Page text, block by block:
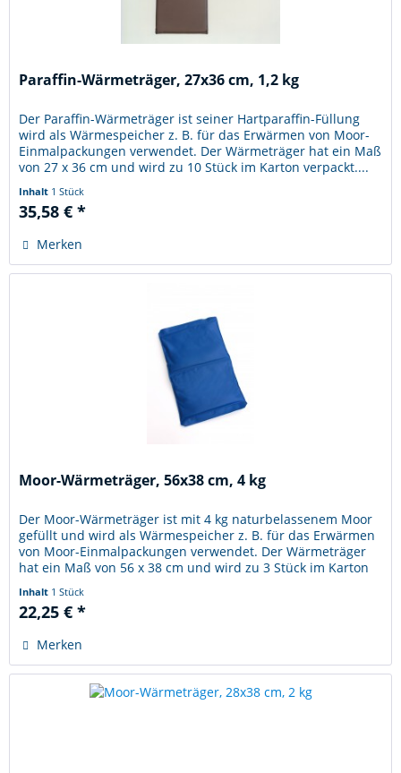
Paraffin-Wärmeträger, 27x36 cm, 1,2 kg
Der Paraffin-Wärmeträger ist seiner Hartparaffin-Füllung
wird als Wärmespeicher z. B. für das Erwärmen von Moor-
Einmalpackungen verwendet. Der Wärmeträger hat ein Maß
von 27 x 36 cm und wird zu 10 Stück im Karton verpackt....
Inhalt 1 Stück
35,58 € *
Merken
Moor-Wärmeträger, 56x38 cm, 4 kg
Der Moor-Wärmeträger ist mit 4 kg naturbelassenem Moor
gefüllt und wird als Wärmespeicher z. B. für das Erwärmen
von Moor-Einmalpackungen verwendet. Der Wärmeträger
hat ein Maß von 56 x 38 cm und wird zu 3 Stück im Karton
Inhalt 1 Stück
22,25 € *
Merken